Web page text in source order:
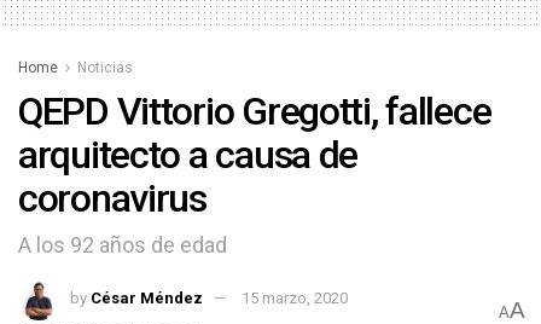
Home Noticias
QEPD Vittorio Gregotti, fallece
arquitecto a causa de
coronavirus
A los 92 años de edad
by César Méndez
15 marzo, 2020
AA